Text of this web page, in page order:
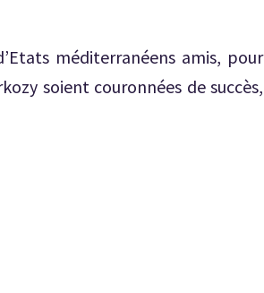
méditerranéens amis, pour
soient couronnées de succès,